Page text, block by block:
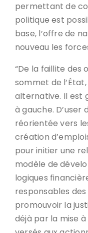
permettant de
politique est
base, l’offre de
nouveau les
“De la faillite des
sommet de
alternative. Il est
à gauche. D’user
réorientée vers
création
pour initier une
modèle de
logiques
responsables
promouvoir la
déjà par la mise